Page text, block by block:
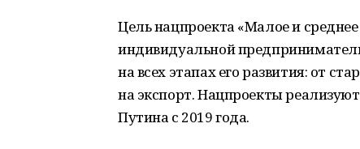
Цель нацпроекта «Малое и
индивидуальной
на всех этапах его развития: от
на экспорт. Нацпроекты
Путина с 2019 года.